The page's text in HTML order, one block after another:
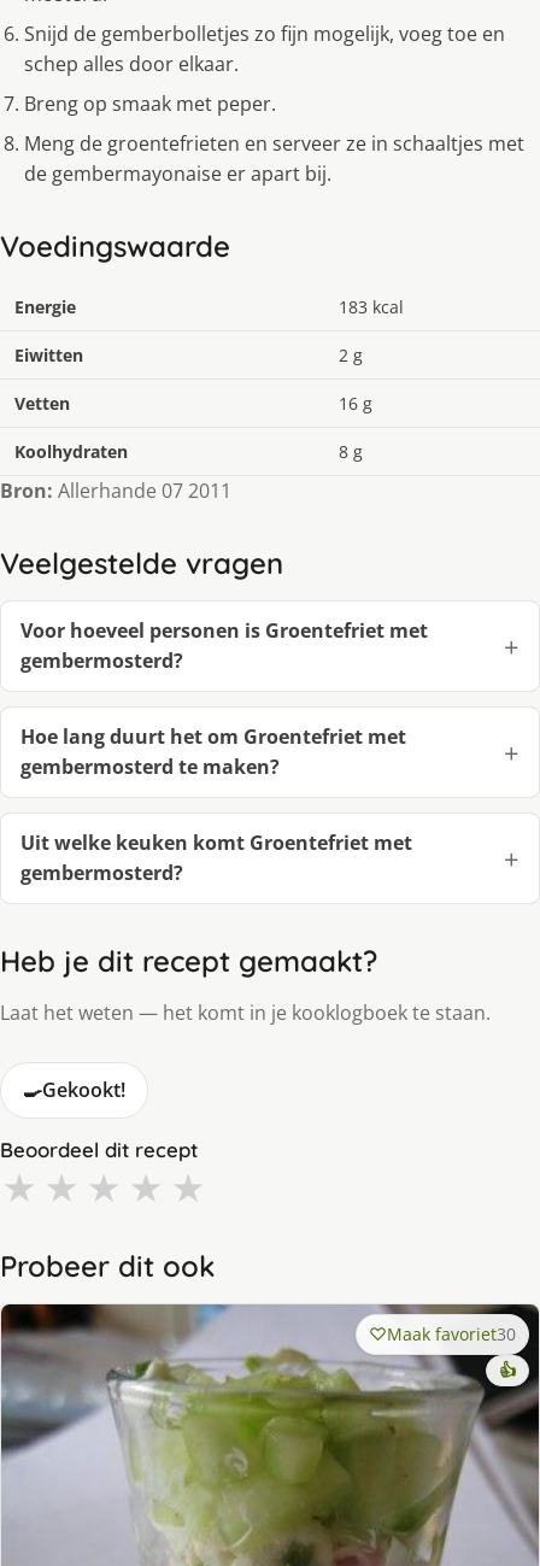
Snijd de gemberbolletjes zo fijn mogelijk, voeg toe en
schep alles door elkaar.
Breng op smaak met peper.
Meng de groentefrieten en serveer ze in schaaltjes met
de gembermayonaise er apart bij.
Voedingswaarde
Energie 183 kcal
Eiwitten 2 g
Vetten 16 g
Koolhydraten 8 g
Bron: Allerhande 07 2011
Veelgestelde vragen
Voor hoeveel personen is Groentefriet met
gembermosterd?
Hoe lang duurt het om Groentefriet met
gembermosterd te maken?
Uit welke keuken komt Groentefriet met
gembermosterd?
Heb je dit recept gemaakt?
Laat het weten — het komt in je kooklogboek te staan.
🍳Gekookt!
Beoordeel dit recept
★ ★ ★ ★ ★
Probeer dit ook
Maak favoriet30
👍